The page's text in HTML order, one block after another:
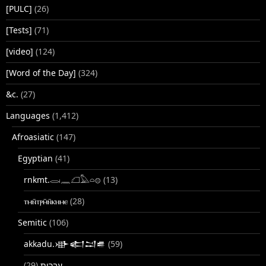
[PULC] (26)
[Tests] (71)
[video] (124)
[Word of the Day] (324)
&c. (27)
Languages (1,412)
Afroasiatic (147)
Egyptian (41)
rnkmt.𓂋𓏺𓈖𓆎𓅓𓏏𓊖 (13)
ⲧⲙⲛ̄ⲧⲣⲙ̄ⲛ̄ⲕⲏⲙⲉ (28)
Semitic (106)
akkadu.𒀝𒅗𒁺𒌑 (59)